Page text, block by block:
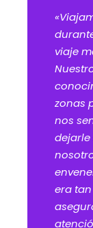
viaje
zonas
nos
dejarle
era